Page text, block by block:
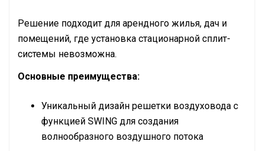
Решение подходит для арендного жилья, дач и
помещений, где установка стационарной сплит-
системы невозможна.
Основные преимущества:
Уникальный дизайн решетки воздуховода с
функцией SWING для создания
волнообразного воздушного потока